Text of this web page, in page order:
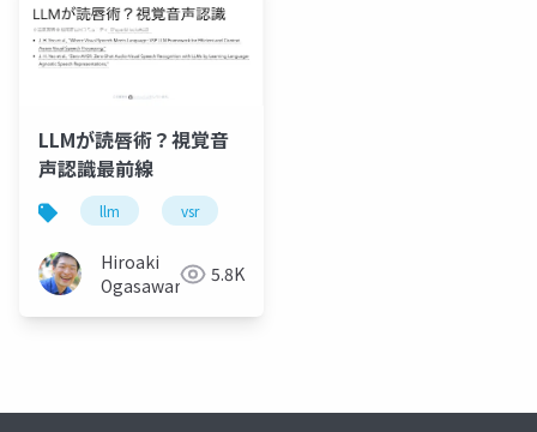
LLMが読唇術？視覚音
声認識最前線
llm vsr
Hiroaki
Ogasawara
5.8K